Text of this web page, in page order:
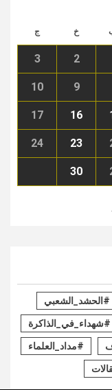
خ ج
2
3
9
10
16
17
23
24
30
#الحشد_الشعبي
#شهداء_في_الذاكرة
#مداد_العلماء